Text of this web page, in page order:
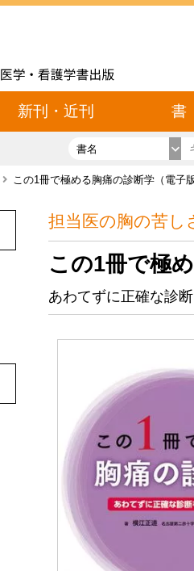
新刊・近刊 書
書名
この1冊で極める胸痛の診断学（電子版
担当医の胸の苦し
この1冊で極
あわてずに正確な診